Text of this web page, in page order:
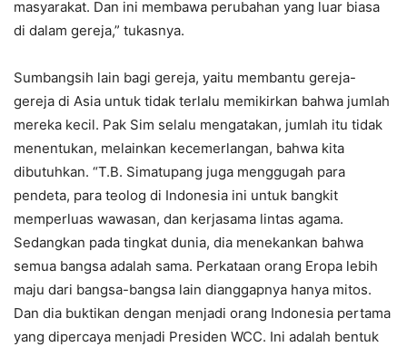
masyarakat. Dan ini membawa perubahan yang luar biasa
di dalam gereja,” tukasnya.
Sumbangsih lain bagi gereja, yaitu membantu gereja-
gereja di Asia untuk tidak terlalu memikirkan bahwa jumlah
mereka kecil. Pak Sim selalu mengatakan, jumlah itu tidak
menentukan, melainkan kecemerlangan, bahwa kita
dibutuhkan. “T.B. Simatupang juga menggugah para
pendeta, para teolog di Indonesia ini untuk bangkit
memperluas wawasan, dan kerjasama lintas agama.
Sedangkan pada tingkat dunia, dia menekankan bahwa
semua bangsa adalah sama. Perkataan orang Eropa lebih
maju dari bangsa-bangsa lain dianggapnya hanya mitos.
Dan dia buktikan dengan menjadi orang Indonesia pertama
yang dipercaya menjadi Presiden WCC. Ini adalah bentuk